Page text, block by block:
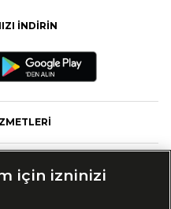
İNDİRİN
için izninizi